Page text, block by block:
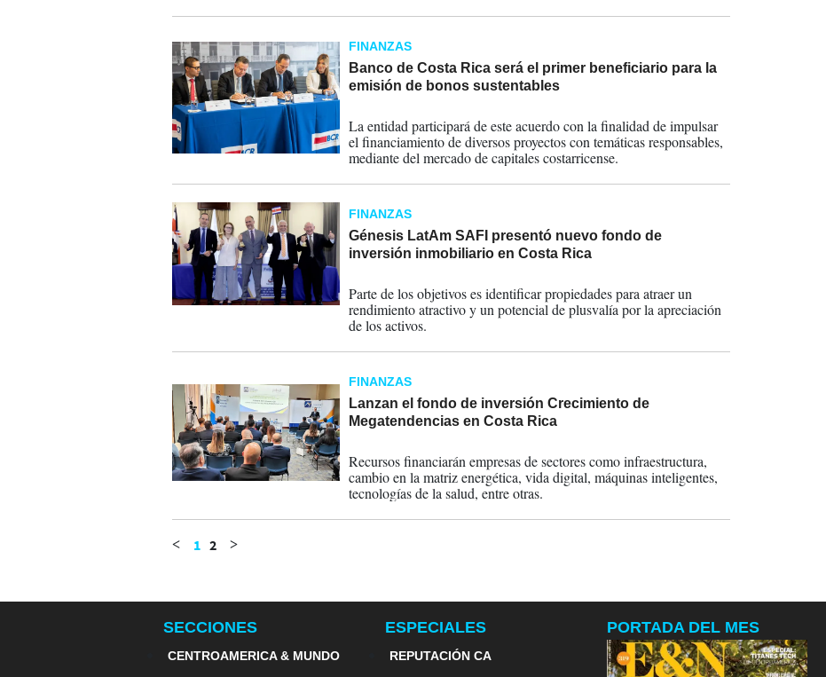
FINANZAS
Banco de Costa Rica será el primer beneficiario para la
emisión de bonos sustentables
La entidad participará de este acuerdo con la finalidad de impulsar
el financiamiento de diversos proyectos con temáticas responsables,
mediante del mercado de capitales costarricense.
FINANZAS
Génesis LatAm SAFI presentó nuevo fondo de
inversión inmobiliario en Costa Rica
Parte de los objetivos es identificar propiedades para atraer un
rendimiento atractivo y un potencial de plusvalía por la apreciación
de los activos.
FINANZAS
Lanzan el fondo de inversión Crecimiento de
Megatendencias en Costa Rica
Recursos financiarán empresas de sectores como infraestructura,
cambio en la matriz energética, vida digital, máquinas inteligentes,
tecnologías de la salud, entre otras.
< 1 2 >
SECCIONES
CENTROAMERICA & MUNDO
ESPECIALES
REPUTACIÓN CA
PORTADA DEL MES